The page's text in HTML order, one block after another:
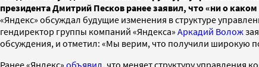
президента Дмитрий Песков ранее заявил, что «ни о
«Яндекс» обсуждал будущие изменения в структуре
гендиректор группы компаний «Яндекса» Аркадий Волож
обсуждения, и отметил: «Мы верим, что получили широкую
Ранее «Яндекс» объявил, что меняет структуру управления